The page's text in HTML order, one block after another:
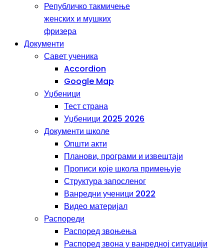
Републичко такмичење
женских и мушких
фризера
Документи
Савет ученика
Accordion
Google Map
Уџбеници
Тест страна
Уџбеници 2025 2026
Документи школе
Општи акти
Планови, програми и извештаји
Прописи које школа примењује
Структура запосленог
Ванредни ученици 2022
Видео материјал
Распореди
Распоред звоњења
Распоред звона у ванредној ситуацији